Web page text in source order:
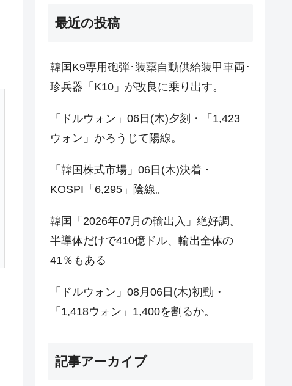
最近の投稿
韓国K9専用砲弾･装薬自動供給装甲車両･
珍兵器「K10」が改良に乗り出す。
「ドルウォン」06日(木)夕刻・「1,423
ウォン」かろうじて陽線。
「韓国株式市場」06日(木)決着・
KOSPI「6,295」陰線。
韓国「2026年07月の輸出入」絶好調。
半導体だけで410億ドル、輸出全体の
41％もある
「ドルウォン」08月06日(木)初動・
「1,418ウォン」1,400を割るか。
記事アーカイブ